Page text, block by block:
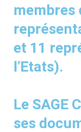
membres
et 11
l’Etats).
Le SAGE
ses